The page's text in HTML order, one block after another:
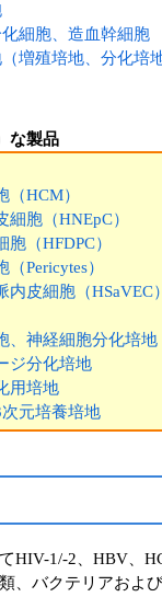
ガイド
ス実験ガイド
ノート
細胞、造血幹細胞
増殖培地、分化培
な製品
（HCM）
細胞（HNEpC）
胞（HFDPC）
Pericytes）
内皮細胞（HSaVEC）
、神経細胞分化培地
ジ分化培地
用培地
元培養培地
HIV-1/-2、HBV、
、バクテリアおよ